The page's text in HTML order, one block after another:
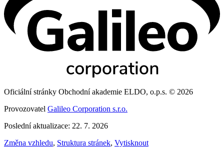
Oficiální stránky Obchodní akademie ELDO, o.p.s. © 2026
Provozovatel Galileo Corporation s.r.o.
Poslední aktualizace: 22. 7. 2026
Změna vzhledu, Struktura stránek, Vytisknout